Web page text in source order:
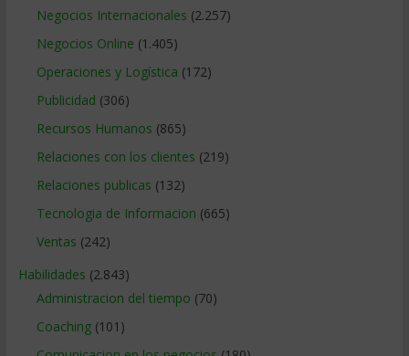
Negocios Internacionales (2.257)
Negocios Online (1.405)
Operaciones y Logística (172)
Publicidad (306)
Recursos Humanos (865)
Relaciones con los clientes (219)
Relaciones publicas (132)
Tecnologia de Informacion (665)
Ventas (242)
Habilidades (2.843)
Administracion del tiempo (70)
Coaching(101)